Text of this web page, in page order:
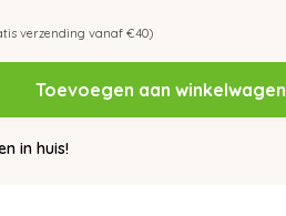
verzending vanaf €40)
Toevoegen aan winkelwagen
in huis!